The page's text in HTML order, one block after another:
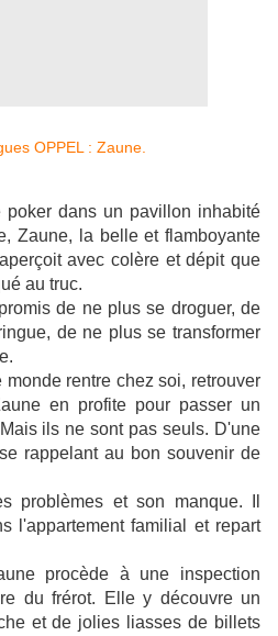
dans un pavillon inhabité
Zaune, la belle et flamboyante
avec colère et dépit que
au truc.
de ne plus se droguer, de
de ne plus se transformer
monde rentre chez soi, retrouver
en profite pour passer un
ils ne sont pas seuls. D'une
rappelant au bon souvenir de
problèmes et son manque. Il
l'appartement familial et repart
procède à une inspection
du frérot. Elle y découvre un
et de jolies liasses de billets